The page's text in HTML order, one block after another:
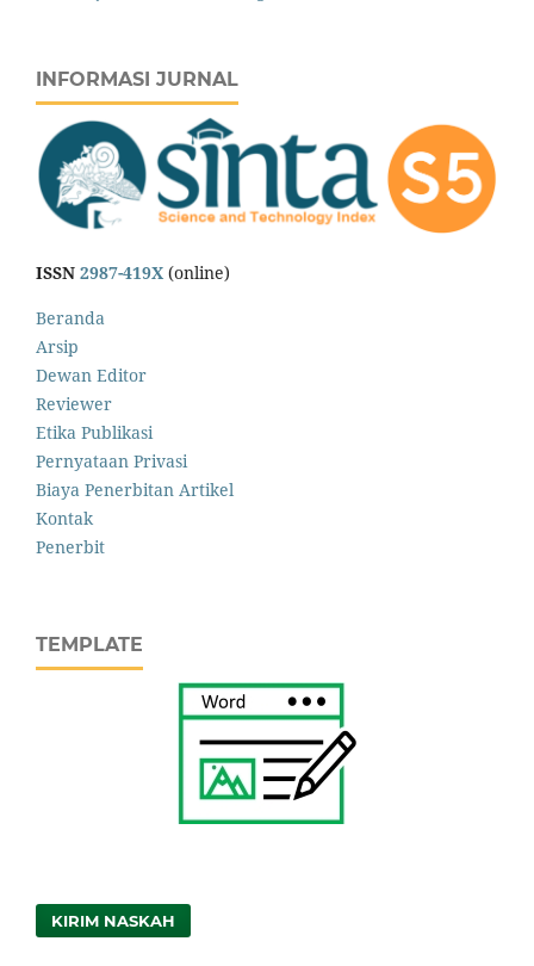
INFORMASI JURNAL
ISSN 2987-419X (online)
Beranda
Arsip
Dewan Editor
Reviewer
Etika Publikasi
Pernyataan Privasi
Biaya Penerbitan Artikel
Kontak
Penerbit
TEMPLATE
KIRIM NASKAH